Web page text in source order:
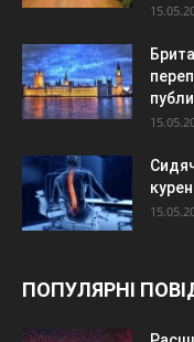
ПОПУЛЯРНІ